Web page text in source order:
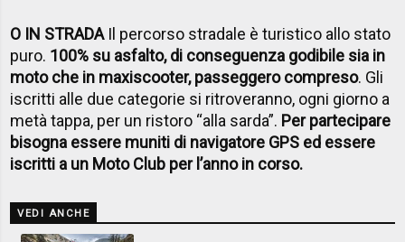
O IN STRADA Il percorso stradale è turistico allo stato
puro. 100% su asfalto, di conseguenza godibile sia in
moto che in maxiscooter, passeggero compreso. Gli
iscritti alle due categorie si ritroveranno, ogni giorno a
metà tappa, per un ristoro “alla sarda”. Per partecipare
bisogna essere muniti di navigatore GPS ed essere
iscritti a un Moto Club per l’anno in corso.
VEDI ANCHE